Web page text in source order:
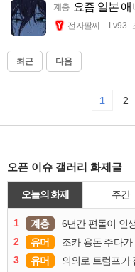
계층 요즘 일본
전자팔찌 Lv.93
최근 다음
1 2
오픈 이슈 갤러리 화제글
오늘의 화제 주간
1 계층 6년간 편돌이 인
2
유머 조카 용돈 주다
3
유머 의외로 트럼프가